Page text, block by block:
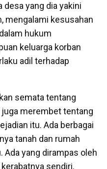
desa yang dia yakini
mengalami kesusahan
hukum
keluarga korban
adil terhadap
semata tentang
juga merembet tentang
itu. Ada berbagai
tanah dan rumah
Ada yang dirampas oleh
sendiri.